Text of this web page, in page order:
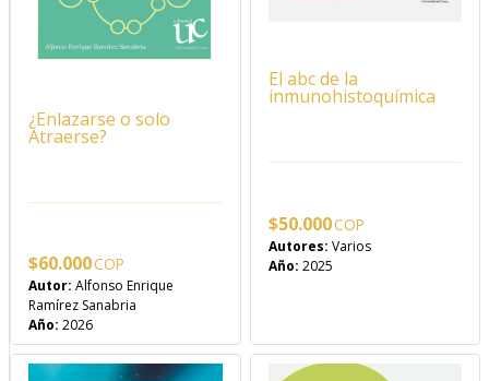
¿Enlazarse o solo
Atraerse?
$60.000
Autor: Alfonso Enrique
Ramírez Sanabria
Año: 2026
El abc de la
inmunohistoquímica
$50.000
Autores: Varios
Año: 2025